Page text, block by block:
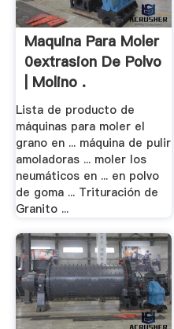
Maquina Para Moler
0extrasion De Polvo
| Molino .
Lista de producto de
máquinas para moler el
grano en ... máquina de pulir
amoladoras ... moler los
neumáticos en ... en polvo
de goma ... Trituración de
Granito ...